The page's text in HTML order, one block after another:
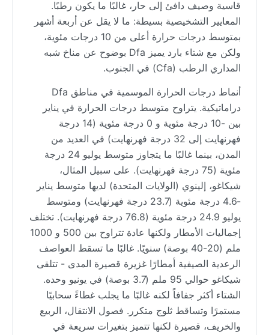
قاسية وصيف دافئ إلى حار، غالبًا ما يكون رطبًا.
المعايير التشخيصية بسيطة: ما لا يقل عن أربعة أشهر
بمتوسط درجات حرارة أعلى من 10 درجات مئوية،
ولكن مع شتاء بارد يميز Dfa بوضوح عن مناخ شبه
المداري الرطب (Cfa) في الجنوب.
أنماط درجات الحرارة الموسمية في مناطق Dfa
دراماتيكية. يتراوح متوسط درجات الحرارة في يناير
بين -10 درجة مئوية و 0 درجة مئوية (14 درجة
فهرنهايت إلى 32 درجة فهرنهايت) في العديد من
المدن، بينما غالبًا ما يتجاوز متوسط يوليو 24 درجة
مئوية (75 درجة فهرنهايت). على سبيل المثال،
شيكاغو، إلينوي (الولايات المتحدة) لديها متوسط يناير
-4.6 درجة مئوية (23.7 درجة فهرنهايت) ومتوسط
يوليو 24.9 درجة مئوية (76.8 درجة فهرنهايت). تختلف
إجماليات الأمطار ولكنها عادة تتراوح بين 500 و 1000
ملم (20-40 بوصة) سنويًا. غالبًا ما تسقط العواصف
الرعدية الصيفية أمطارًا غزيرة قصيرة المدى - تتلقى
شيكاغو حوالي 95 ملم (3.7 بوصة) في يونيو وحده.
الشتاء أكثر جفافاً لكنه غالبًا ما يجلب غطاءً سحابيًا
مستمرًا وتساقط ثلوج متكرر. فصول الانتقال، الربيع
والخريف، قصيرة لكنها تتميز بتغيرات سريعة في